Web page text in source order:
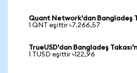
Quant Network'dan Bangladeş
1 QNT eşittir ৳7.266,57
TrueUSD'dan Bangladeş
1 TUSD eşittir ৳122,96